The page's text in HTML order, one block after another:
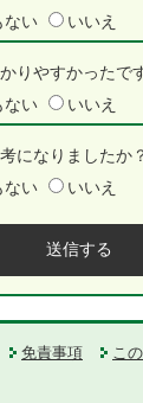
ない いいえ
りやすかったで
ない いいえ
になりましたか
ない いいえ
免責事項
こ